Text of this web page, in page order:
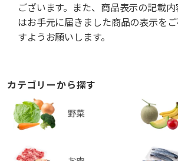
ございます。また、商品表示の記載
はお手元に届きました商品の表示を
すようお願いします。
カテゴリーから探す